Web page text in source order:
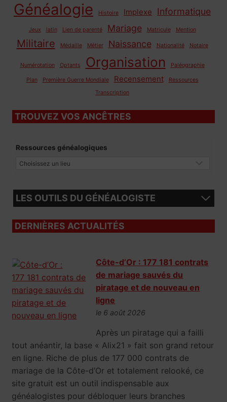
Généalogie Histoire Implexe Informatique
Jeux latin Lien de parenté Mariage Matricule Mention
Militaire Médaille Métier Naissance Nationalité Notaire
Numérotation Optants Organisation Paléographie
Plan Première Guerre Mondiale Recensement
Ressources
Transcription
TROUVEZ VOS ANCÊTRES
Ressources généalogiques
LES OUTILS DU GÉNÉALOGISTE
DERNIÈRES ACTUALITÉS
Côte-d’Or : 177 181 contrats
de mariage sauvés du
piratage et de nouveau en
ligne
le 6 août 2026
Après un piratage qui a failli
tout anéantir, la base « Alix21 » fait son grand retour
en ligne. Riche de plus de 177 000 contrats de
mariage de la Côte-d’Or et totalement relooké, ce
site gratuit est un outil indispensable aux
généalogistes pour débloquer leurs branches